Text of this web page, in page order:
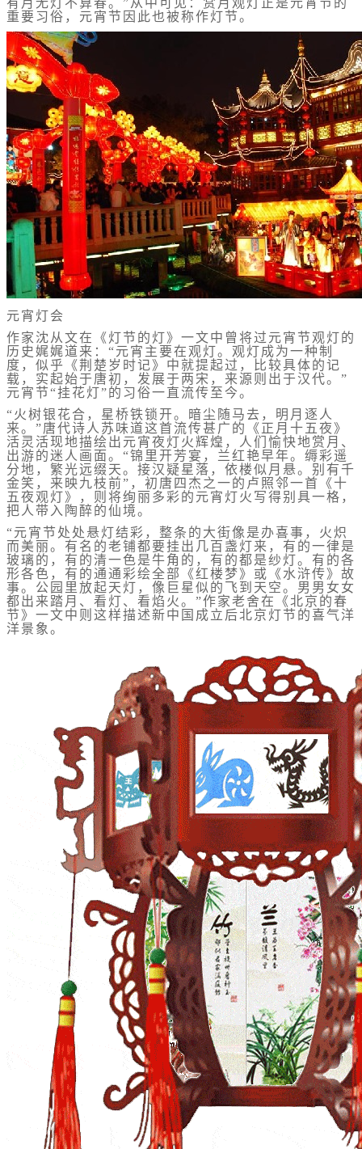
有月无灯不算春。”从中可见：赏月观灯正是元宵节的
重要习俗，元宵节因此也被称作灯节。
元宵灯会
作家沈从文在《灯节的灯》一文中曾将过元宵节观灯的
历史娓娓道来：“元宵主要在观灯。观灯成为一种制
度，似乎《荆楚岁时记》中就提起过，比较具体的记
载，实起始于唐初，发展于两宋，来源则出于汉代。”
元宵节“挂花灯”的习俗一直流传至今。
“火树银花合，星桥铁锁开。暗尘随马去，明月逐人
来。”唐代诗人苏味道这首流传甚广的《正月十五夜》
活灵活现地描绘出元宵夜灯火辉煌，人们愉快地赏月、
出游的迷人画面。“锦里开芳宴，兰红艳早年。缛彩遥
分地，繁光远缀天。接汉疑星落，依楼似月悬。别有千
金笑，来映九枝前”，初唐四杰之一的卢照邻一首《十
五夜观灯》，则将绚丽多彩的元宵灯火写得别具一格，
把人带入陶醉的仙境。
“元宵节处处悬灯结彩，整条的大街像是办喜事，火炽
而美丽。有名的老铺都要挂出几百盏灯来，有的一律是
玻璃的，有的清一色是牛角的，有的都是纱灯。有的各
形各色，有的通通彩绘全部《红楼梦》或《水浒传》故
事。公园里放起天灯，像巨星似的飞到天空。男男女女
都出来踏月、看灯、看焰火。”作家老舍在《北京的春
节》一文中则这样描述新中国成立后北京灯节的喜气洋
洋景象。